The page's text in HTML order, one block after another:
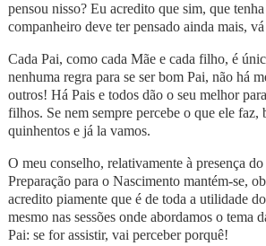
pensou nisso? Eu acredito que sim, que
companheiro deve ter pensado ainda mais,
Cada Pai, como cada Mãe e cada filho, é
nenhuma regra para se ser bom Pai, não há
outros! Há Pais e todos dão o seu melhor
filhos. Se nem sempre percebe o que ele faz,
quinhentos e já la vamos.
O meu conselho, relativamente à presença do
Preparação para o Nascimento mantém-se,
acredito piamente que é de toda a utilidade
mesmo nas sessões onde abordamos o tema
Pai: se for assistir, vai perceber porquê!